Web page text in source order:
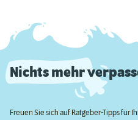
Nichts mehr
Freuen Sie sich auf Ratgeber-Tipps für